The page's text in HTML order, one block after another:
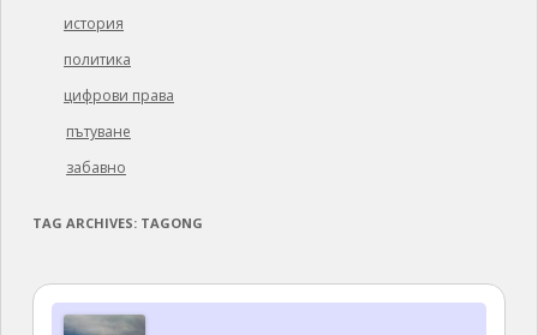
история
политика
цифрови права
пътуване
забавно
TAG ARCHIVES: TAGONG